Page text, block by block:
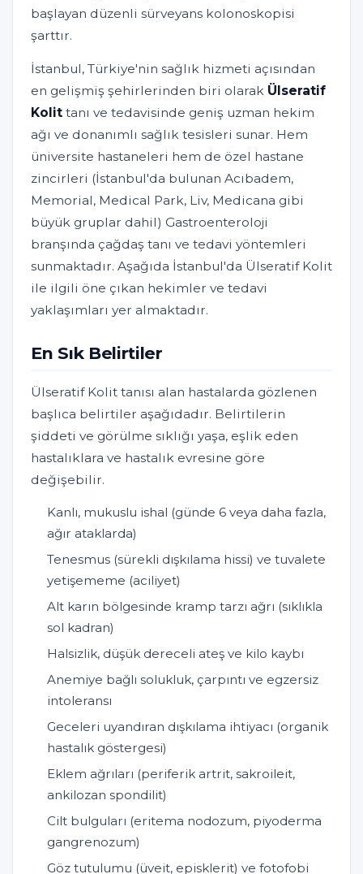
başlayan düzenli sürveyans kolonoskopisi
şarttır.
İstanbul, Türkiye'nin sağlık hizmeti açısından
en gelişmiş şehirlerinden biri olarak Ülseratif
Kolit tanı ve tedavisinde geniş uzman hekim
ağı ve donanımlı sağlık tesisleri sunar. Hem
üniversite hastaneleri hem de özel hastane
zincirleri (İstanbul'da bulunan Acıbadem,
Memorial, Medical Park, Liv, Medicana gibi
büyük gruplar dahil) Gastroenteroloji
branşında çağdaş tanı ve tedavi yöntemleri
sunmaktadır. Aşağıda İstanbul'da Ülseratif Kolit
ile ilgili öne çıkan hekimler ve tedavi
yaklaşımları yer almaktadır.
En Sık Belirtiler
Ülseratif Kolit tanısı alan hastalarda gözlenen
başlıca belirtiler aşağıdadır. Belirtilerin
şiddeti ve görülme sıklığı yaşa, eşlik eden
hastalıklara ve hastalık evresine göre
değişebilir.
Kanlı, mukuslu ishal (günde 6 veya daha fazla,
ağır ataklarda)
Tenesmus (sürekli dışkılama hissi) ve tuvalete
yetişememe (aciliyet)
Alt karın bölgesinde kramp tarzı ağrı (sıklıkla
sol kadran)
Halsizlik, düşük dereceli ateş ve kilo kaybı
Anemiye bağlı solukluk, çarpıntı ve egzersiz
intoleransı
Geceleri uyandıran dışkılama ihtiyacı (organik
hastalık göstergesi)
Eklem ağrıları (periferik artrit, sakroileit,
ankilozan spondilit)
Cilt bulguları (eritema nodozum, piyoderma
gangrenozum)
Göz tutulumu (üveit, episklerit) ve fotofobi